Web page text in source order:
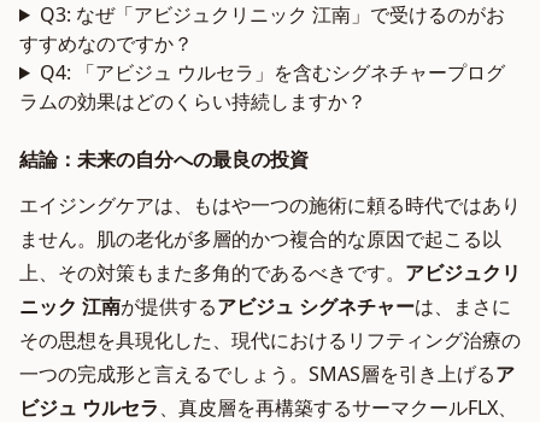
Q3: なぜ「アビジュクリニック 江南」で受けるのがお
すすめなのですか？
Q4: 「アビジュ ウルセラ」を含むシグネチャープログ
ラムの効果はどのくらい持続しますか？
結論：未来の自分への最良の投資
エイジングケアは、もはや一つの施術に頼る時代ではあり
ません。肌の老化が多層的かつ複合的な原因で起こる以
上、その対策もまた多角的であるべきです。 アビジュクリ
ニック 江南が提供するアビジュ シグネチャーは、まさに
その思想を具現化した、現代におけるリフティング治療の
一つの完成形と言えるでしょう。SMAS層を引き上げるア
ビジュ ウルセラ、真皮層を再構築するサーマクールFLX、